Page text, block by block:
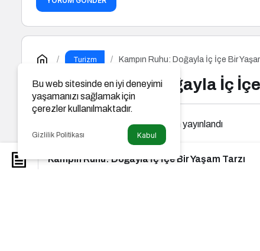
Turizm Kampın Ruhu: Doğayla İç İçe Bir
Kampın Ruhu: Doğayla İç
Newsnow Tubetarafından yayınlandı
Kampın Ruhu: Doğayla İç İçe Bir Yaşam Tarzı
Bu web sitesinde en iyi deneyimi
yaşamanızı sağlamak için
çerezler kullanılmaktadır.
Gizlilik Politikası Kabul